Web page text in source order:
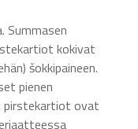
Summasen
kokivat
šokkipaineen.
pienen
pirstekartiot ovat